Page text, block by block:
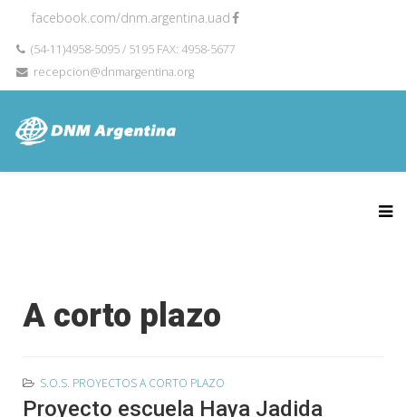
facebook.com/dnm.argentina.uad
(54-11)4958-5095 / 5195 FAX: 4958-5677
recepcion@dnmargentina.org
A corto plazo
S.O.S. PROYECTOS A CORTO PLAZO
Proyecto escuela Haya Jadida